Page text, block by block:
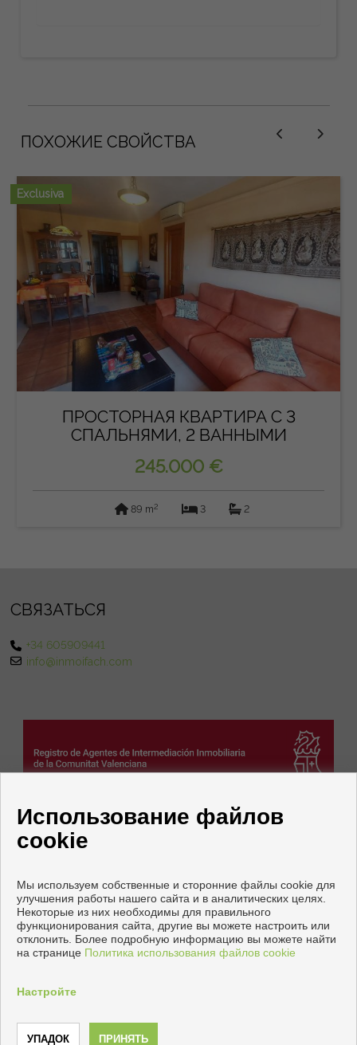
ПОХОЖИЕ СВОЙСТВА
Exclusiva
ПРОСТОРНАЯ КВАРТИРА С 3
СПАЛЬНЯМИ, 2 ВАННЫМИ
245.000 €
89 m2 3 2
СВЯЗАТЬСЯ
+34 605909441
info@inmoifach.com
Квартиры и дома на продажу в Кальп
политику конфиденциальности
Использование файлов
cookie
Мы используем собственные и сторонние файлы cookie для
улучшения работы нашего сайта и в аналитических целях.
Некоторые из них необходимы для правильного
функционирования сайта, другие вы можете настроить или
отклонить. Более подробную информацию вы можете найти
на странице Политика использования файлов cookie
Настройте